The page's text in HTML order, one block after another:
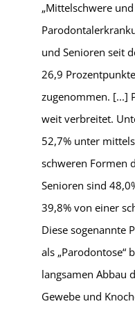
„Mittelschwere
und Senioren seit
26,9
zugenommen. [...]
weit verbreitet.
52,7% unter
schweren Formen
Senioren sind
39,8% von einer
Diese sogenannte
als „Parodontose“
langsamen Abbau
Gewebe und